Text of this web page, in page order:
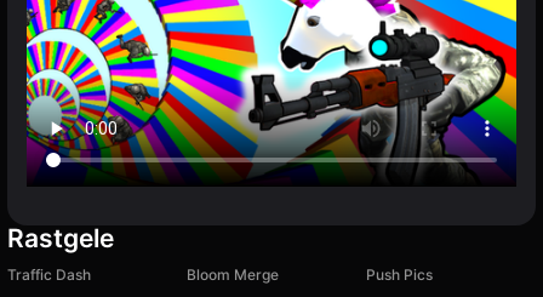
Rastgele
Traffic Dash Bloom Merge
Push Pics